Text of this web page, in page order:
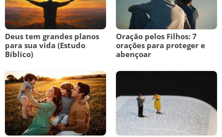
Deus tem grandes planos
para sua vida (Estudo
Bíblico)
Oração pelos Filhos: 7
orações para proteger e
abençoar